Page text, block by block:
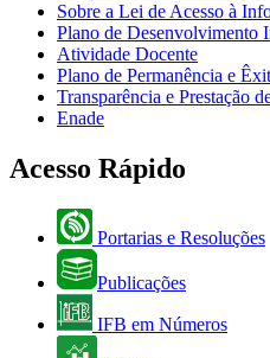
Sobre a Lei de Acesso à
Plano de Desenvolvimento
Atividade Docente
Plano de Permanência e
Transparência e Prestação
Enade
Acesso Rápido
Portarias e Resoluções
Publicações
IFB em Números